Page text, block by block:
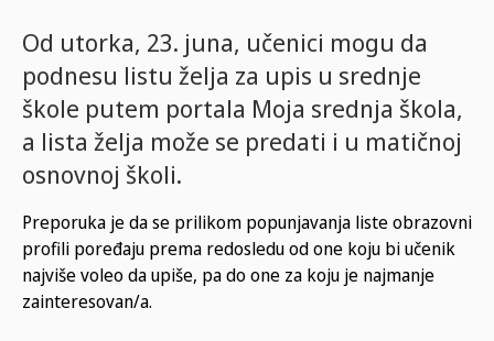
Od utorka, 23. juna, učenici mogu da
podnesu listu želja za upis u srednje
škole putem portala Moja srednja škola,
a lista želja može se predati i u matičnoj
osnovnoj školi.
Preporuka je da se prilikom popunjavanja liste obrazovni
profili poređaju prema redosledu od one koju bi učenik
najviše voleo da upiše, pa do one za koju je najmanje
zainteresovan/a.